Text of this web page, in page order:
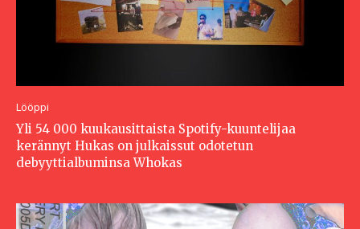
Lööppi
Yli 54 000 kuukausittaista Spotify-kuuntelijaa
kerännyt Hukas on julkaissut odotetun
debyyttialbuminsa Whokas